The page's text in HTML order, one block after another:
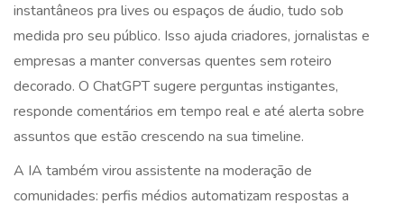
instantâneos pra lives ou espaços de áudio, tudo sob
medida pro seu público. Isso ajuda criadores, jornalistas e
empresas a manter conversas quentes sem roteiro
decorado. O ChatGPT sugere perguntas instigantes,
responde comentários em tempo real e até alerta sobre
assuntos que estão crescendo na sua timeline.
A IA também virou assistente na moderação de
comunidades: perfis médios automatizam respostas a